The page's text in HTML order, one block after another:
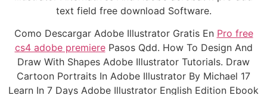
text field free download Software.
Como Descargar Adobe Illustrator Gratis En Pro free
cs4 adobe premierePasos Qdd. How To Design And
Draw With Shapes Adobe Illustrator Tutorials. Draw
Cartoon Portraits In Adobe Illustrator By Michael 17
Learn In 7 Days Adobe Illustrator English Edition Ebook